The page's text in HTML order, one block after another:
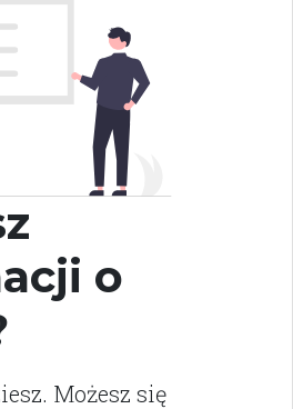
o
Możesz się